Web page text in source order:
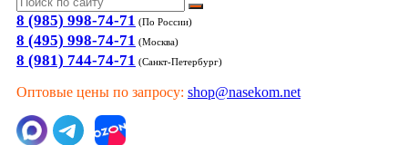
8 (985) 998-74-71 (По России)
8 (495) 998-74-71 (Москва)
8 (981) 744-74-71 (Санкт-Петербург)
Оптовые цены по запросу: shop@nasekom.net